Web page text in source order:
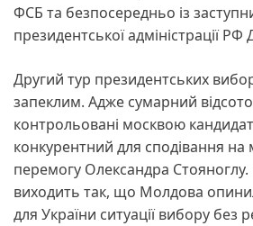
ФСБ та безпосередньо із
президентської адміністрації
Другий тур президентських
запеклим. Адже сумарний
контрольовані москвою
конкурентний для сподівання
перемогу Олександра Стояноглу.
виходить так, що Молдова
для України ситуації вибору без